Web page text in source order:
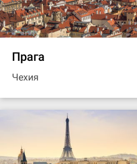
Прага
Чехия